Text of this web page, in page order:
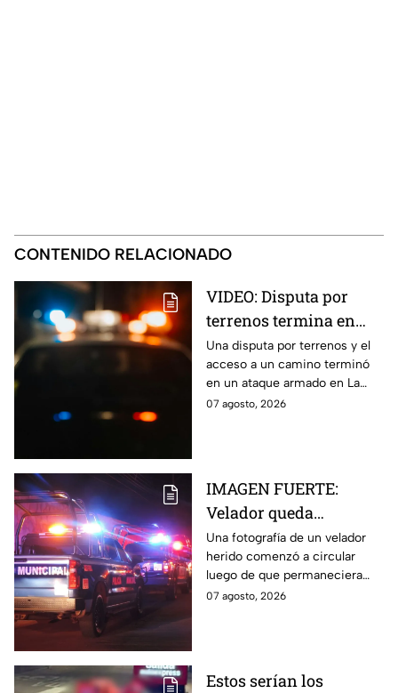
CONTENIDO RELACIONADO
VIDEO: Disputa por
terrenos termina en
ataque armado en
Chihuahua; padre
muere y su hijo queda
herido
Una disputa por terrenos y el
acceso a un camino terminó
en un ataque armado en La
Regina, Chihuahua, donde un
07 agosto, 2026
IMAGEN FUERTE:
Velador queda
gravemente herido tras
ataque con arma
blanca en
Aguascalientes
Una fotografía de un velador
herido comenzó a circular
luego de que permaneciera
varias horas hospitalizado tras
07 agosto, 2026
Estos serían los